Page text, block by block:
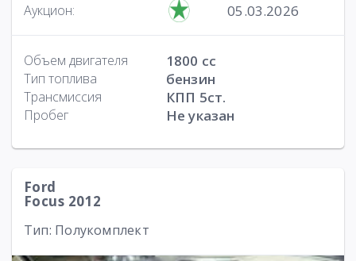
Аукцион: 05.03.2026
Объем двигателя 1800 cc
Тип топлива бензин
Трансмиссия КПП 5ст.
Пробег Не указан
Ford
Focus 2012
Тип: Полукомплект